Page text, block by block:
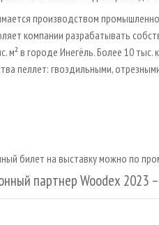
производством
компании разрабатывать
в городе Инегёль. Более 10 тыс.
пеллет: гвоздильными,
билет на выставку можно по
партнер Woodex 2023